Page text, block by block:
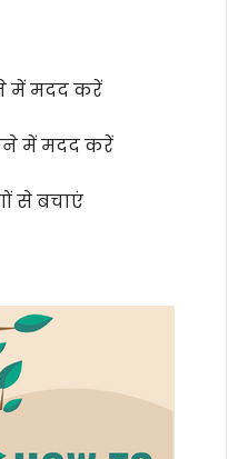
में मदद करें
में मदद करें
से बचाएं